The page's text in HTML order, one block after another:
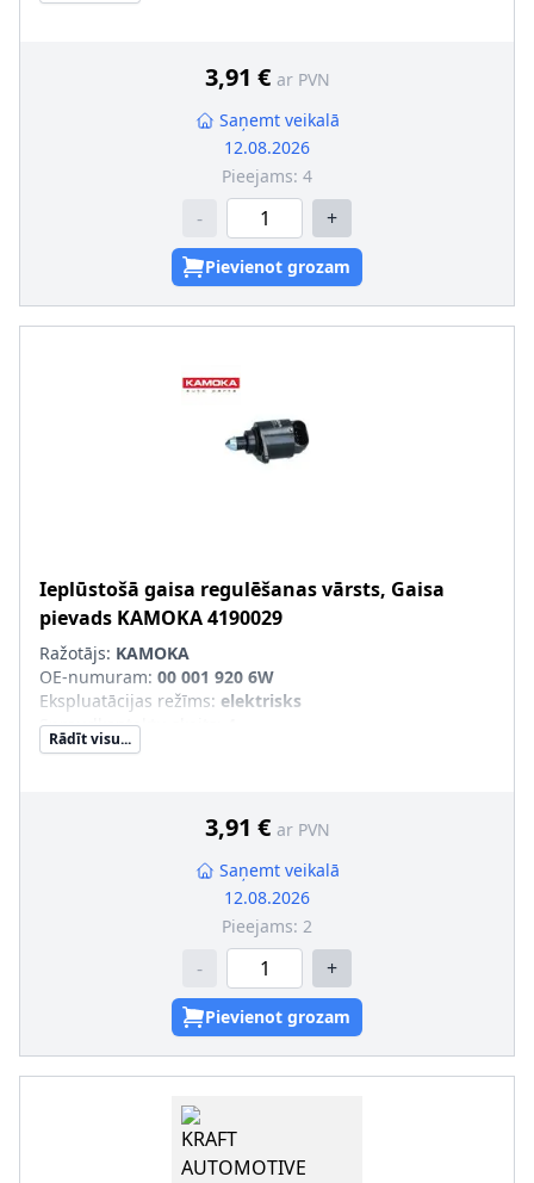
3,91 € ar PVN
Saņemt veikalā
12.08.2026
Pieejams: 4
- +
Pievienot grozam
Ieplūstošā gaisa regulēšanas vārsts, Gaisa
pievads KAMOKA4190029
Ražotājs: KAMOKA
OE-numuram: 00 001 920 6W
Ekspluatācijas režīms: elektrisks
Spraudkontaktu skaits
Rādīt visu...
3,91 € ar PVN
Saņemt veikalā
12.08.2026
Pieejams: 2
- +
Pievienot grozam